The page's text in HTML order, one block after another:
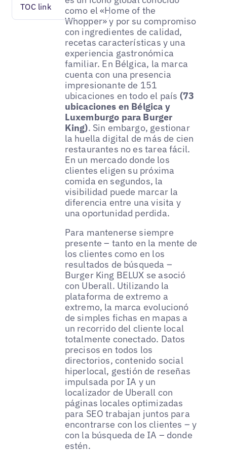
TOC link
como el «Home of the
Whopper» y por su compromiso
con ingredientes de calidad,
recetas características y una
experiencia gastronómica
familiar. En Bélgica, la marca
cuenta con una presencia
impresionante de 151
ubicaciones en todo el país (73
ubicaciones en Bélgica y
Luxemburgo para Burger
King). Sin embargo, gestionar
la huella digital de más de cien
restaurantes no es tarea fácil.
En un mercado donde los
clientes eligen su próxima
comida en segundos, la
visibilidad puede marcar la
diferencia entre una visita y
una oportunidad perdida.
Para mantenerse siempre
presente – tanto en la mente de
los clientes como en los
resultados de búsqueda –
Burger King BELUX se asoció
con Uberall. Utilizando la
plataforma de extremo a
extremo, la marca evolucionó
de simples fichas en mapas a
un recorrido del cliente local
totalmente conectado. Datos
precisos en todos los
directorios, contenido social
hiperlocal, gestión de reseñas
impulsada por IA y un
localizador de Uberall con
páginas locales optimizadas
para SEO trabajan juntos para
encontrarse con los clientes – y
con la búsqueda de IA – donde
estén.